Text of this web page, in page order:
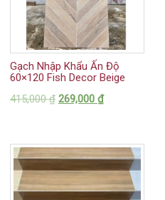
Gạch Nhập Khẩu Ấn Độ
60×120 Fish Decor Beige
415,000₫ 269,000 ₫